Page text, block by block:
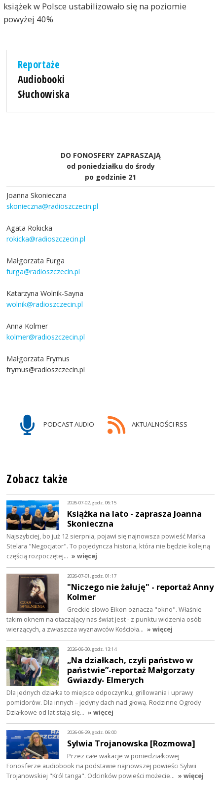
książek w Polsce ustabilizowało się na poziomie
powyżej 40%
Reportaże
Audiobooki
Słuchowiska
DO FONOSFERY ZAPRASZAJĄ
od poniedziałku do środy
po godzinie 21
Joanna Skonieczna
skonieczna@radioszczecin.pl
Agata Rokicka
rokicka@radioszczecin.pl
Małgorzata Furga
furga@radioszczecin.pl
Katarzyna Wolnik-Sayna
wolnik@radioszczecin.pl
Anna Kolmer
kolmer@radioszczecin.pl
Małgorzata Frymus
frymus@radioszczecin.pl
PODCAST AUDIO AKTUALNOŚCI RSS
Zobacz także
2026-07-02, godz. 06:15
Książka na lato - zaprasza Joanna
Skonieczna
Najszybciej, bo już 12 sierpnia, pojawi się najnowsza powieść Marka
Stelara "Negocjator". To pojedyncza historia, która nie będzie kolejną
częścią rozpoczętej… » więcej
2026-07-01, godz. 01:17
"Niczego nie żałuję" - reportaż Anny
Kolmer
Greckie słowo Eikon oznacza "okno". Właśnie
takim oknem na otaczający nas świat jest - z punktu widzenia osób
wierzących, a zwłaszcza wyznawców Kościoła… » więcej
2026-06-30, godz. 13:14
„Na działkach, czyli państwo w
państwie”-reportaż Małgorzaty
Gwiazdy- Elmerych
Dla jednych działka to miejsce odpoczynku, grillowania i uprawy
pomidorów. Dla innych – jedyny dach nad głową. Rodzinne Ogrody
Działkowe od lat stają się… » więcej
2026-06-29, godz. 06:00
Sylwia Trojanowska [Rozmowa]
Przez całe wakacje w poniedziałkowej
Fonosferze audiobook na podstawie najnowszej powieści Sylwii
Trojanowskiej "Król tanga". Odcinków powieści możecie… » więcej